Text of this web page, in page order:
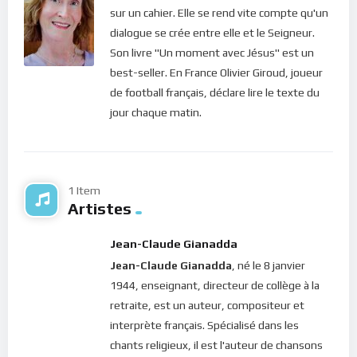
Bonne méditation.
Pour vous inscrire directement aux publications, veuillez
cliquer ici : [newsletter_button id=2 label=”S’abonner”
sur un cahier. Elle se rend vite compte qu'un
dialogue se crée entre elle et le Seigneur.
Son livre "Un moment avec Jésus" est un
best-seller. En France Olivier Giroud, joueur
de football français, déclare lire le texte du
jour chaque matin.
1 Item
Artistes
Jean-Claude Gianadda
Jean-Claude Gianadda , né le 8 janvier
1944, enseignant, directeur de collège à la
retraite, est un auteur, compositeur et
interprète français. Spécialisé dans les
chants religieux, il est l'auteur de chansons